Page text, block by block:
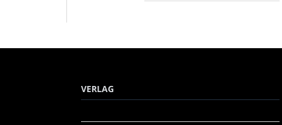
VERLAG